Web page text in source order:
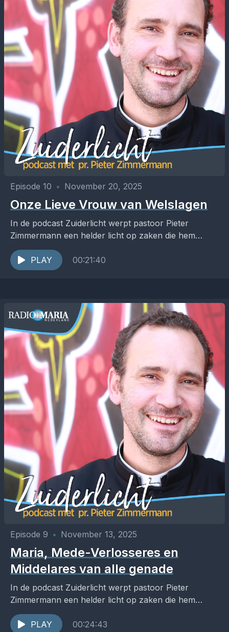
Episode 10 • November 20, 2025
Onze Lieve Vrouw van Welslagen
In de podcast Zuiderlicht werpt pastoor Pieter
Zimmermann een helder licht op zaken die hem
raken in de Kerk, het pastoraat en de samenleving....
PLAY
00:21:40
Episode 9 • November 13, 2025
Maria, Mede-Verlosseres en
Middelares van alle genade
In de podcast Zuiderlicht werpt pastoor Pieter
Zimmermann een helder licht op zaken die hem
raken in de Kerk, het pastoraat en de samenleving....
PLAY
00:24:43